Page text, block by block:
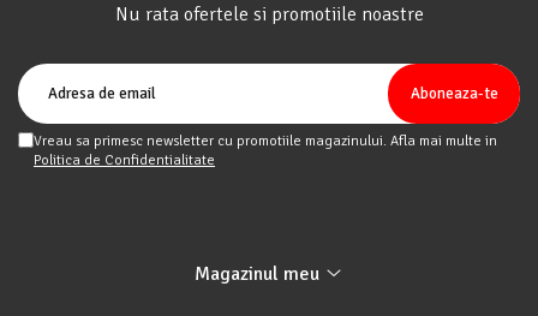
Nu rata ofertele si promotiile noastre
Vreau sa primesc newsletter cu promotiile magazinului. Afla mai multe in
Politica de Confidentialitate
Magazinul meu